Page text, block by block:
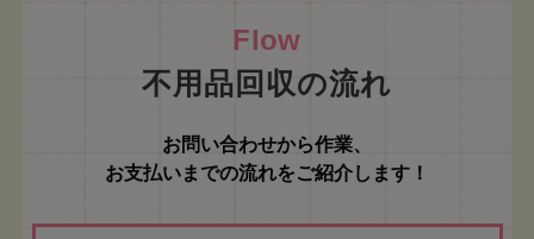
不用品回収の流れ
お問い合わせから作業、
お支払いまでの流れをご紹介します！